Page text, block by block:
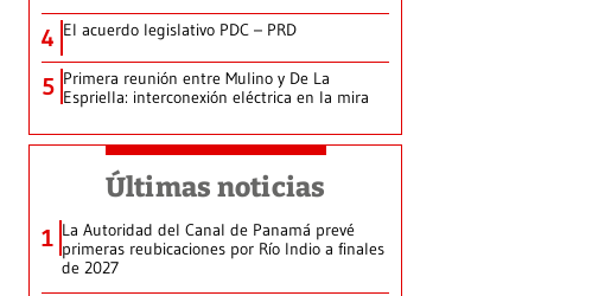
4 El acuerdo legislativo PDC – PRD
5 Primera reunión entre Mulino y De La
Espriella: interconexión eléctrica en la mira
Últimas noticias
1 La Autoridad del Canal de Panamá prevé
primeras reubicaciones por Río Indio a finales
de 2027